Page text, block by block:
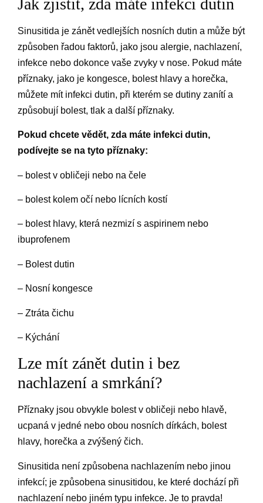
Jak zjistit, zda máte infekci dutin
Sinusitida je zánět vedlejších nosních dutin a může být
způsoben řadou faktorů, jako jsou alergie, nachlazení,
infekce nebo dokonce vaše zvyky v nose. Pokud máte
příznaky, jako je kongesce, bolest hlavy a horečka,
můžete mít infekci dutin, při kterém se dutiny zanítí a
způsobují bolest, tlak a další příznaky.
Pokud chcete vědět, zda máte infekci dutin,
podívejte se na tyto příznaky:
– bolest v obličeji nebo na čele
– bolest kolem očí nebo lícních kostí
– bolest hlavy, která nezmizí s aspirinem nebo
ibuprofenem
– Bolest dutin
– Nosní kongesce
– Ztráta čichu
– Kýchání
Lze mít zánět dutin i bez
nachlazení a smrkání?
Příznaky jsou obvykle bolest v obličeji nebo hlavě,
ucpaná v jedné nebo obou nosních dírkách, bolest
hlavy, horečka a zvýšený čich.
Sinusitida není způsobena nachlazením nebo jinou
infekcí; je způsobena sinusitidou, ke které dochází při
nachlazení nebo jiném typu infekce. Je to pravda!